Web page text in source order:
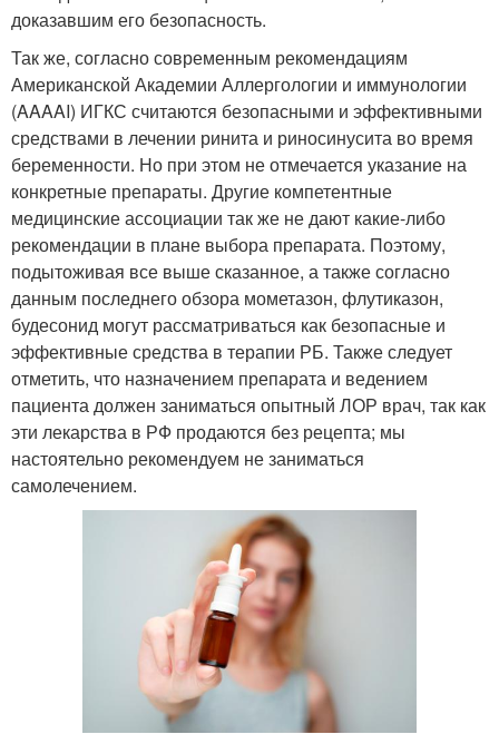
доказавшим его безопасность.
Так же, согласно современным рекомендациям
Американской Академии Аллергологии и иммунологии
(AAAAI) ИГКС считаются безопасными и эффективными
средствами в лечении ринита и риносинусита во время
беременности. Но при этом не отмечается указание на
конкретные препараты. Другие компетентные
медицинские ассоциации так же не дают какие-либо
рекомендации в плане выбора препарата. Поэтому,
подытоживая все выше сказанное, а также согласно
данным последнего обзора мометазон, флутиказон,
будесонид могут рассматриваться как безопасные и
эффективные средства в терапии РБ. Также следует
отметить, что назначением препарата и ведением
пациента должен заниматься опытный ЛОР врач, так как
эти лекарства в РФ продаются без рецепта; мы
настоятельно рекомендуем не заниматься
самолечением.